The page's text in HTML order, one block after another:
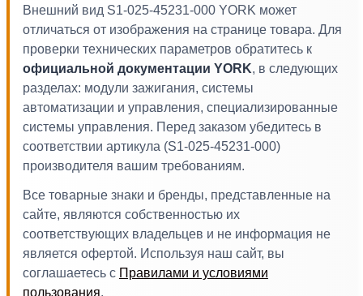
Внешний вид S1-025-45231-000 YORK может
отличаться от изображения на странице товара. Для
проверки технических параметров обратитесь к
официальной документации YORK, в следующих
разделах: модули зажигания, системы
автоматизации и управления, специализированные
системы управления. Перед заказом убедитесь в
соответствии артикула (S1-025-45231-000)
производителя вашим требованиям.
Все товарные знаки и бренды, представленные на
сайте, являются собственностью их
соответствующих владельцев и не информация не
является офертой. Используя наш сайт, вы
соглашаетесь с Правилами и условиями
пользования.